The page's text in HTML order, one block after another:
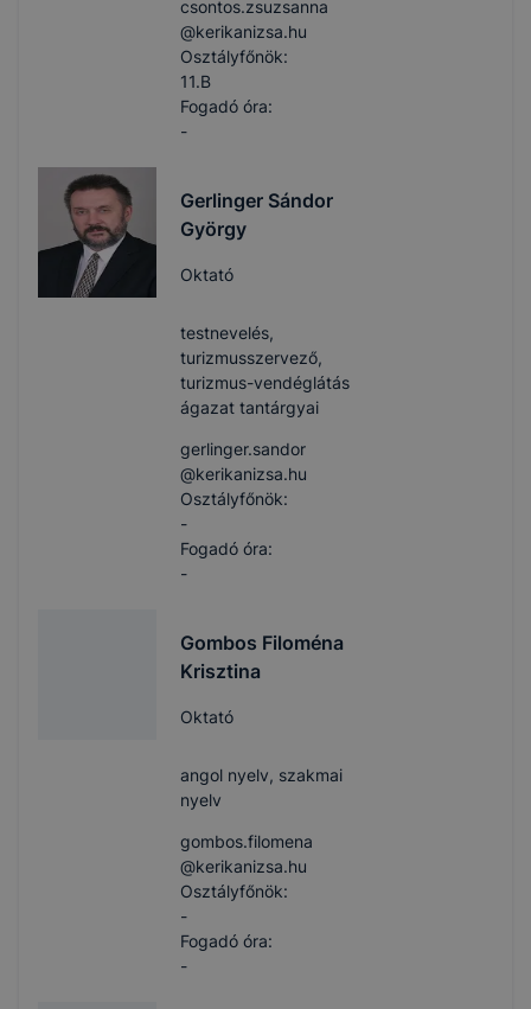
csontos.zsuzsanna​
@kerikanizsa.hu
Osztályfőnök:
11.B
Fogadó óra:
-
Gerlinger Sándor
György
Oktató
testnevelés,
turizmusszervező,
turizmus-vendéglátás
ágazat tantárgyai
gerlinger.sandor​
@kerikanizsa.hu
Osztályfőnök:
-
Fogadó óra:
-
Gombos Filoména
Krisztina
Oktató
angol nyelv, szakmai
nyelv
gombos.filomena​
@kerikanizsa.hu
Osztályfőnök:
-
Fogadó óra:
-